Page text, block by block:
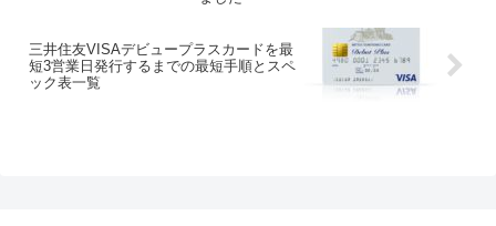
三井住友VISAデビュープラスカードを最
短3営業日発行するまでの最短手順とスペ
ック表一覧